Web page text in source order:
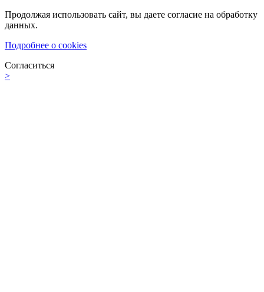
Продолжая использовать сайт, вы даете согласие на обработку
данных.
Подробнее о cookies
Согласиться
>